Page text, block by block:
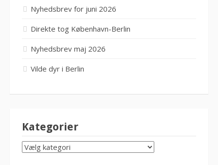
Nyhedsbrev for juni 2026
Direkte tog København-Berlin
Nyhedsbrev maj 2026
Vilde dyr i Berlin
Kategorier
KATEGORIER